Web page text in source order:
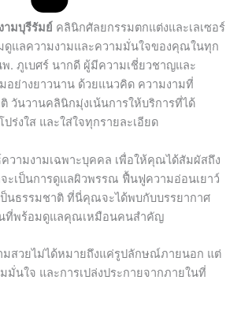
ามบุรีรัมย์ คลินิกศัลยกรรมตกแต่งและเลเซอร์
แลความงามและความมั่นใจของคุณในทุก
. ภูเบศร์ นากดี ผู้มีความเชี่ยวชาญและ
ย่างยาวนาน ด้วยแนวคิด ความงามที่
วันวานคลินิกมุ่งเน้นการให้บริการที่ได้
ร่งใส และใส่ใจทุกรายละเอียด
วามงามเฉพาะบุคคล เพื่อให้คุณได้สัมผัสถึง
ะเป็นการดูแลผิวพรรณ ฟื้นฟูความอ่อนเยาว์
นธรรมชาติ ที่นี่คุณจะได้พบกับบรรยากาศ
ที่พร้อมดูแลคุณเหมือนคนสำคัญ
มสวยไม่ได้หมายถึงแค่รูปลักษณ์ภายนอก แต่
มั่นใจ และการเปล่งประกายจากภายในที่